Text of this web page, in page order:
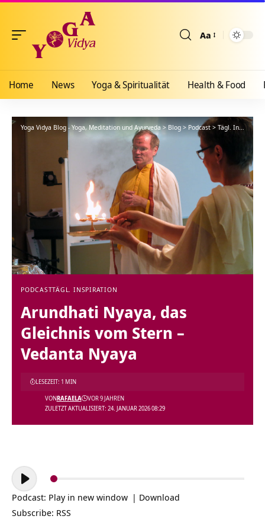
Aa
Home News Yoga & Spiritualität Health & Food
Yoga Vidya Blog - Yoga, Meditation und Ayurveda>Blog>Podcast > Tägl. Inspiration
PODCASTTÄGL. INSPIRATION
Arundhati Nyaya, das
Gleichnis vom Stern –
Vedanta Nyaya
ZULETZT AKTUALISIERT: 24. JANUAR 2026 08:29
VONRAFAELA VOR 9 JAHREN
LESEZEIT: 1 MIN
Audio-
Player
Podcast: Play in new window | Download
Subscribe: RSS